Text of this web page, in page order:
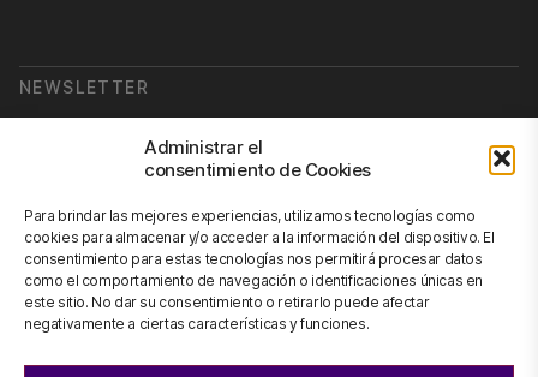
Administrar el
consentimiento de Cookies
Para brindar las mejores experiencias, utilizamos tecnologías como
cookies para almacenar y/o acceder a la información del dispositivo. El
consentimiento para estas tecnologías nos permitirá procesar datos
como el comportamiento de navegación o identificaciones únicas en
este sitio. No dar su consentimiento o retirarlo puede afectar
negativamente a ciertas características y funciones.
NEWSLETTER
CONTÁCTANOS
info@scienhub.org